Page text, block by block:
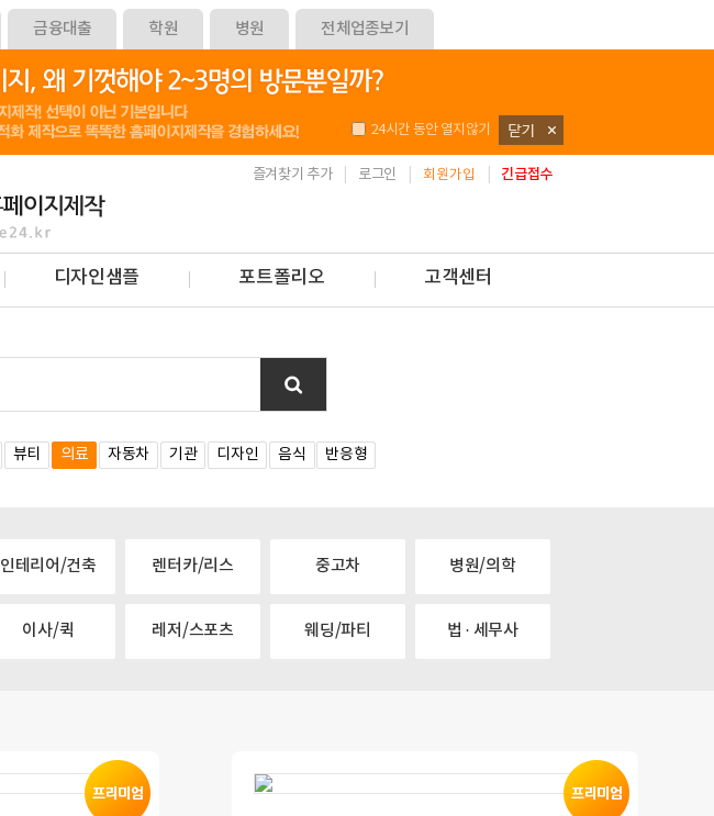
금융대출 학원 병원 전체업종보기
24시간 동안 열지않기
즐겨찾기 추가 로그인 회원가입 긴급접수
디자인샘플 포트폴리오 고객센터
뷰티 의료 자동차 기관 디자인 음식 반응형
인테리어/건축 렌터카/리스 중고차 병원/의학
이사/퀵 레저/스포츠 웨딩/파티 법 · 세무사